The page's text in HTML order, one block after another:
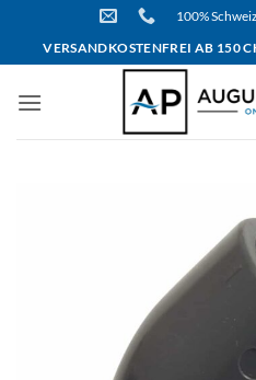
content
100%
VERSANDKOSTENFREI AB 150